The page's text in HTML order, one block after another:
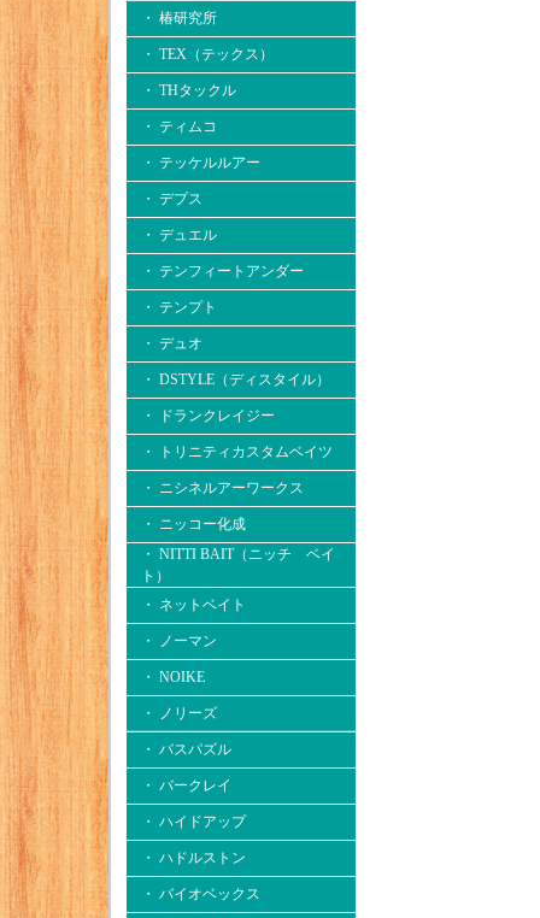
・ 椿研究所
・ TEX（テックス）
・ THタックル
・ ティムコ
・ テッケルルアー
・ デプス
・ デュエル
・ テンフィートアンダー
・ テンプト
・ デュオ
・ DSTYLE（ディスタイル）
・ ドランクレイジー
・ トリニティカスタムベイツ
・ ニシネルアーワークス
・ ニッコー化成
・ NITTI BAIT（ニッチ ベイ
ト）
・ ネットベイト
・ ノーマン
・ NOIKE
・ ノリーズ
・ バスパズル
・ バークレイ
・ ハイドアップ
・ ハドルストン
・ バイオベックス